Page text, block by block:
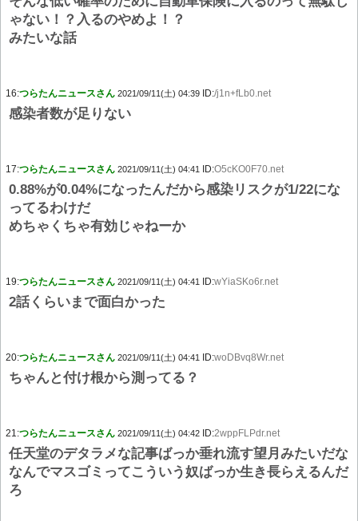
ゃない！？入るのやめよ！？
みたいな話
16:つらたんニュースさん 2021/09/11(土) 04:39 ID:/j1n+fLb0.net
感染者数が足りない
17:つらたんニュースさん 2021/09/11(土) 04:41 ID:O5cKO0F70.net
0.88%が0.04%になったんだから感染リスクが1/22にな
ってるわけだ
めちゃくちゃ有効じゃねーか
19:つらたんニュースさん 2021/09/11(土) 04:41 ID:wYiaSKo6r.net
2話くらいまで面白かった
20:つらたんニュースさん 2021/09/11(土) 04:41 ID:woDBvq8Wr.net
ちゃんと付け根から測ってる？
21:つらたんニュースさん 2021/09/11(土) 04:42 ID:2wppFLPdr.net
任天堂のデタラメな記事ばっか垂れ流す望月みたいだな
なんでマスゴミってこういう奴ばっか生き長らえるんだ
ろ